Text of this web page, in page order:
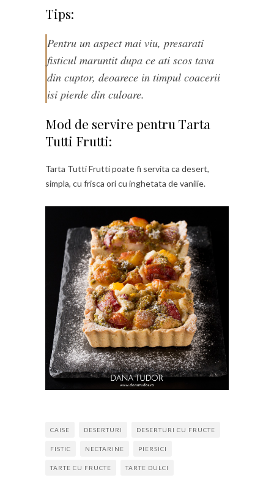
Tips:
Pentru un aspect mai viu, presarati
fisticul maruntit dupa ce ati scos tava
din cuptor, deoarece in timpul coacerii
isi pierde din culoare.
Mod de servire pentru Tarta
Tutti Frutti:
Tarta Tutti Frutti poate fi servita ca desert,
simpla, cu frisca ori cu inghetata de vanilie.
CAISE DESERTURI DESERTURI CU FRUCTE
FISTIC NECTARINE PIERSICI
TARTE CU FRUCTE TARTE DULCI